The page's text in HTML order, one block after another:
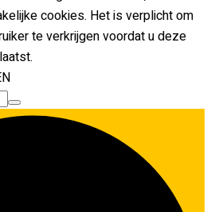
cookies. Het is verplicht om
te verkrijgen voordat u deze